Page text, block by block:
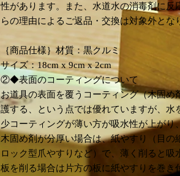
性があります。また、水道水の消毒剤に
らの理由によるご返品・交換は対象外と
｛商品仕様｝材質：黒クルミ
サイズ：18cm x 9cm x 2cm
②◆表面のコーティングについて
お道具の表面を覆うコーティング（木固
護する、という点では優れていますが、
少コーティングが薄い方が吸水性が上がり
木固め剤が分厚い場合は、紙やすり（目
ロック型爪やすりなど）で、薄く削ると吸
板を削る場合は片方の板に紙やすりを巻き